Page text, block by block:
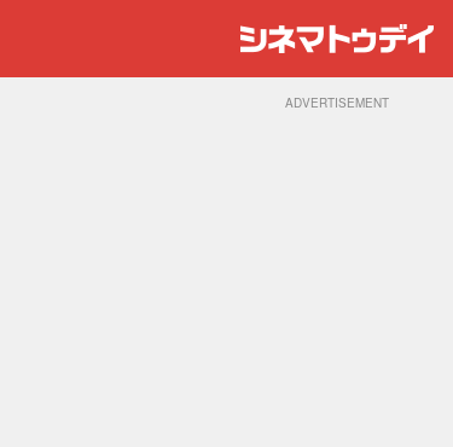
ADVERTISEMENT